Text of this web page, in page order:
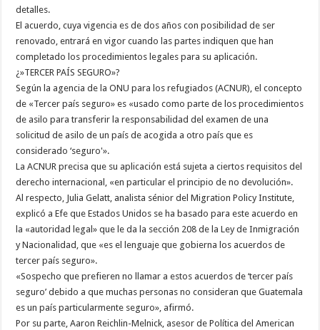
detalles.
El acuerdo, cuya vigencia es de dos años con posibilidad de ser
renovado, entrará en vigor cuando las partes indiquen que han
completado los procedimientos legales para su aplicación.
¿»TERCER PAÍS SEGURO»?
Según la agencia de la ONU para los refugiados (ACNUR), el concepto
de «Tercer país seguro» es «usado como parte de los procedimientos
de asilo para transferir la responsabilidad del examen de una
solicitud de asilo de un país de acogida a otro país que es
considerado ‘seguro'».
La ACNUR precisa que su aplicación está sujeta a ciertos requisitos del
derecho internacional, «en particular el principio de no devolución».
Al respecto, Julia Gelatt, analista sénior del Migration Policy Institute,
explicó a Efe que Estados Unidos se ha basado para este acuerdo en
la «autoridad legal» que le da la sección 208 de la Ley de Inmigración
y Nacionalidad, que «es el lenguaje que gobierna los acuerdos de
tercer país seguro».
«Sospecho que prefieren no llamar a estos acuerdos de ‘tercer país
seguro’ debido a que muchas personas no consideran que Guatemala
es un país particularmente seguro», afirmó.
Por su parte, Aaron Reichlin-Melnick, asesor de Política del American